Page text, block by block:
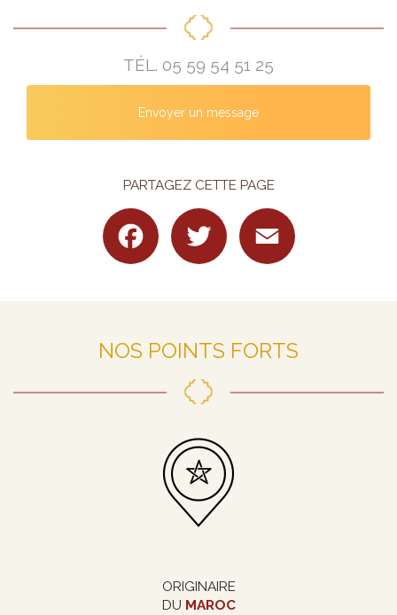
TÉL. 05 59 54 51 25
Envoyer un message
PARTAGEZ CETTE PAGE
Facebook Twitter
NOS POINTS FORTS
ORIGINAIRE
DU MAROC